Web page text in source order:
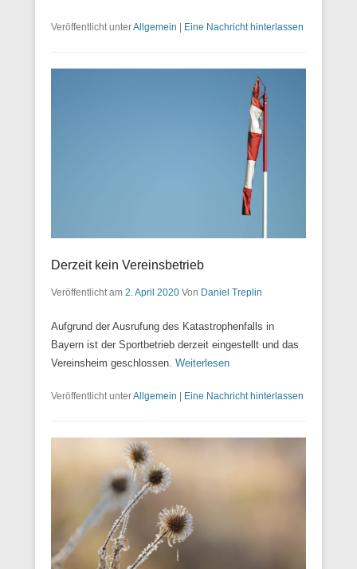
Veröffentlicht unterAllgemein Eine Nachricht hinterlassen
Derzeit kein Vereinsbetrieb
Veröffentlicht am 2. April 2020 Von Daniel Treplin
Aufgrund der Ausrufung des Katastrophenfalls in
Bayern ist der Sportbetrieb derzeit eingestellt und das
Vereinsheim geschlossen. Weiterlesen
Veröffentlicht unterAllgemein Eine Nachricht hinterlassen